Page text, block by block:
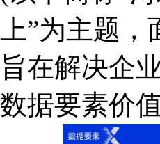
上”为主题
旨在解决企
数据要素价